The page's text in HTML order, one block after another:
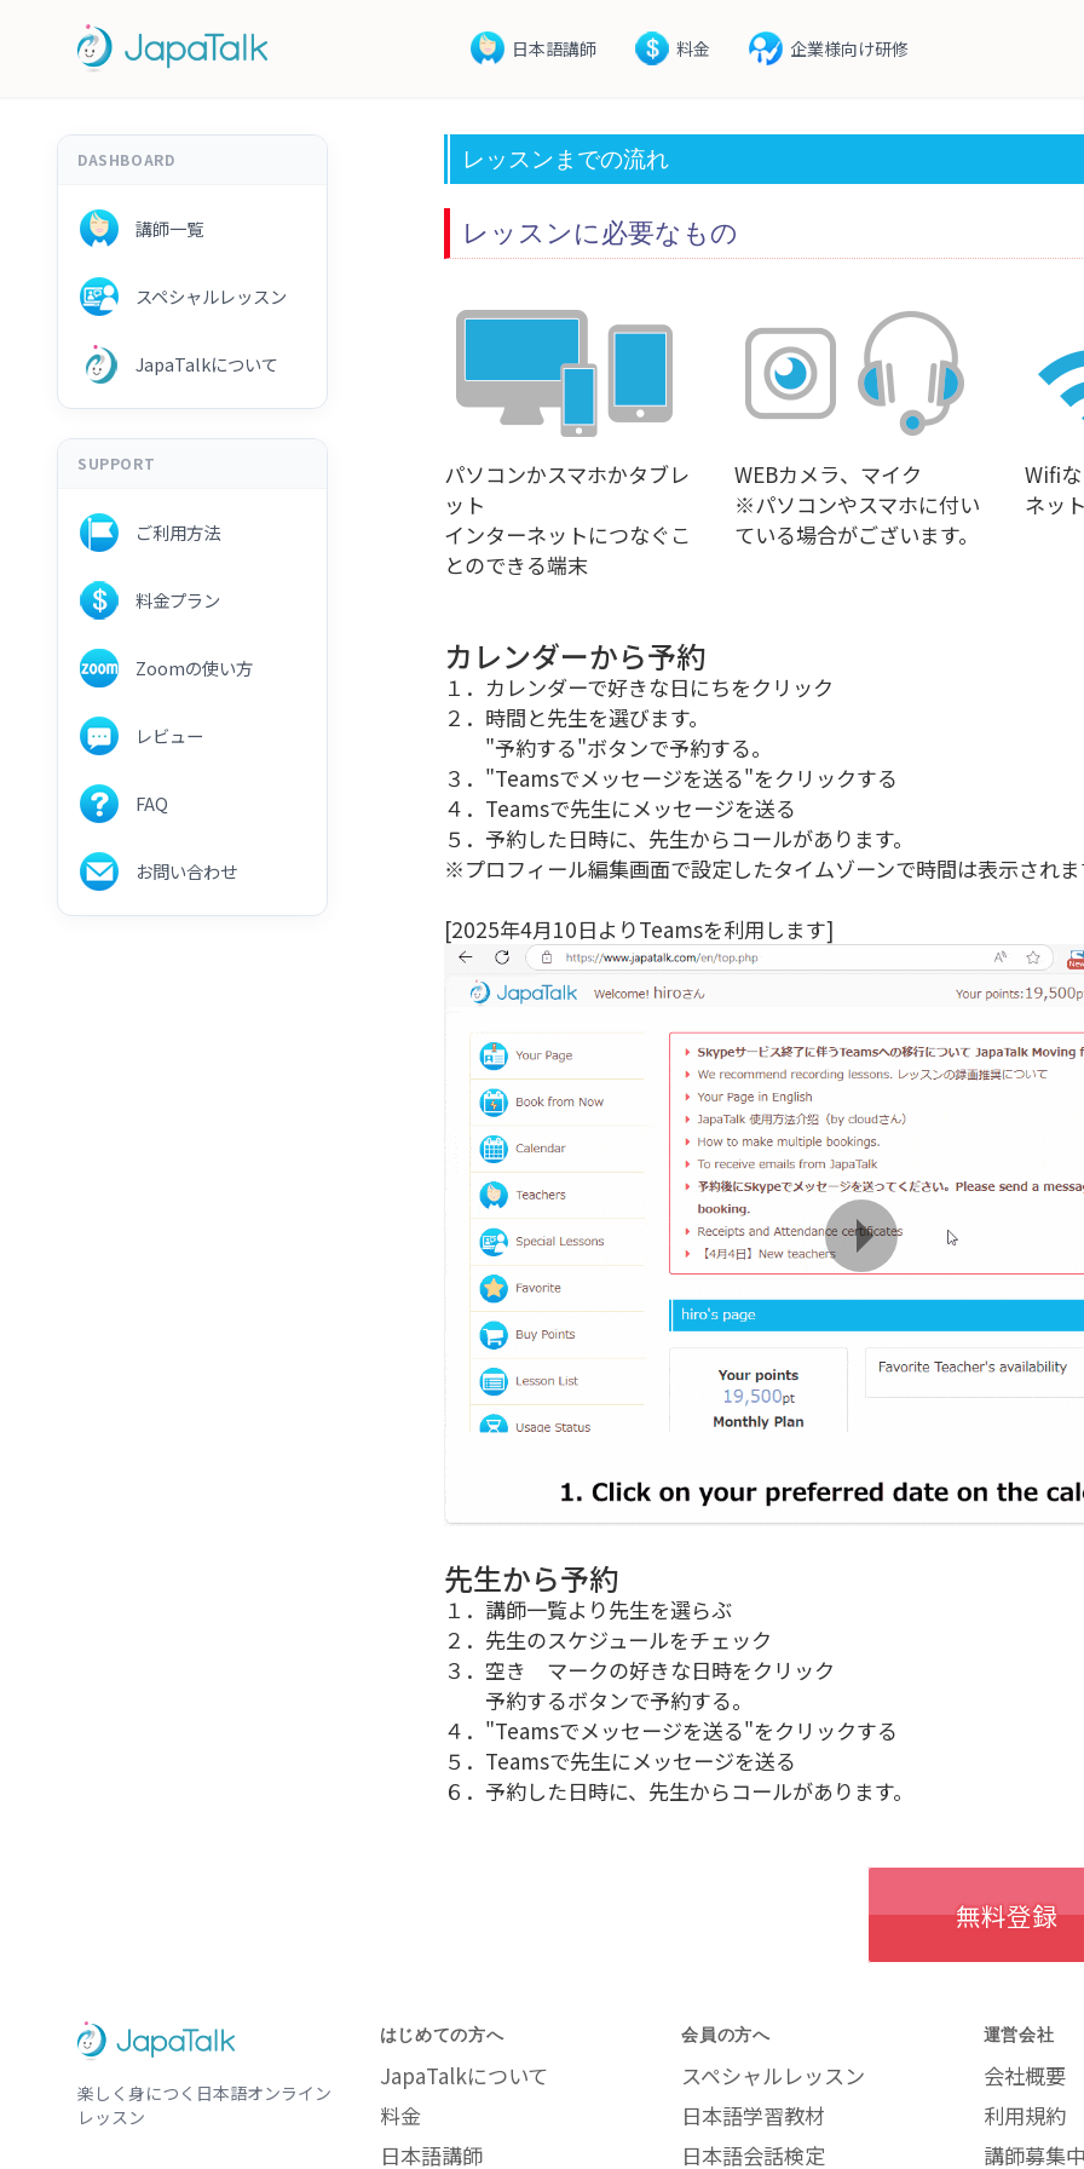
日本語講師 料金 企業様向け研修
DASHBOARD
講師一覧
スペシャルレッスン
JapaTalkについて
SUPPORT
ご利用方法
料金プラン
Zoomの使い方
レビュー
FAQ
お問い合わせ
レッスンまでの流れ
レッスンに必要なもの
パソコンかスマホかタブレ
ット
インターネットにつなぐこ
とのできる端末
WEBカメラ、マイク
※パソコンやスマホに付い
ている場合がございます。
Wifi
ネッ
カレンダーから予約
１．カレンダーで好きな日にちをクリック
２．時間と先生を選びます。
"予約する"ボタンで予約する。
３．"Teamsでメッセージを送る"をクリックする
４．Teamsで先生にメッセージを送る
５．予約した日時に、先生からコールがあります。
※プロフィール編集画面で設定したタイムゾーンで時間は表示されま
[2025年4月10日よりTeamsを利用します]
先生から予約
１．講師一覧より先生を選らぶ
２．先生のスケジュールをチェック
３．空き マークの好きな日時をクリック
予約するボタンで予約する。
４．"Teamsでメッセージを送る"をクリックする
５．Teamsで先生にメッセージを送る
６．予約した日時に、先生からコールがあります。
無料登録
楽しく身につく日本語オンライン
レッスン
はじめての方へ
JapaTalkについて
料金
日本語講師
会員の方へ
スペシャルレッスン
日本語学習教材
日本語会話検定
運営会社
会社概要
利用規約
講師募集